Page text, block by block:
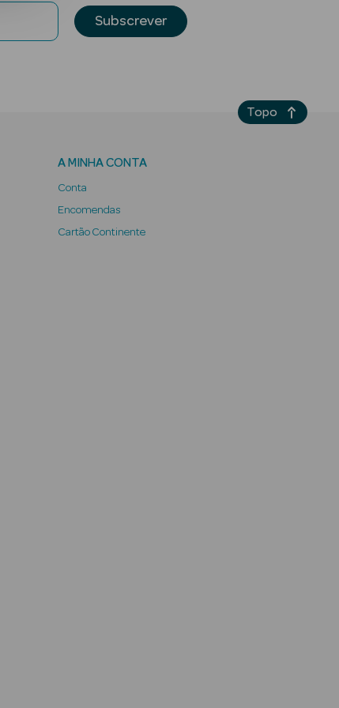
Subscrever
A MINHA CONTA
Conta
Encomendas
Cartão Continente
Topo